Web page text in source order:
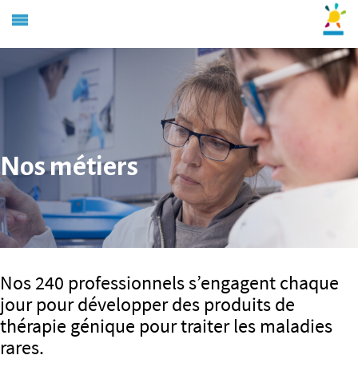
Nos métiers
Nos 240 professionnels s’engagent chaque
jour pour développer des produits de
thérapie génique pour traiter les maladies
rares.